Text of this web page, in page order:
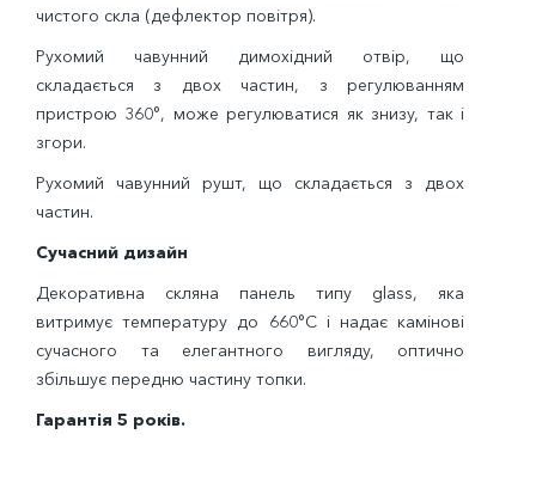
чистого скла (дефлектор повітря).
Рухомий чавунний димохідний отвір, що
складається з двох частин, з регулюванням
пристрою 360°, може регулюватися як знизу, так і
згори.
Рухомий чавунний рушт, що складається з двох
частин.
Сучасний дизайн
Декоративна скляна панель типу glass, яка
витримує температуру до 660°C і надає камінові
сучасного та елегантного вигляду, оптично
збільшує передню частину топки.
Гарантія 5 років.